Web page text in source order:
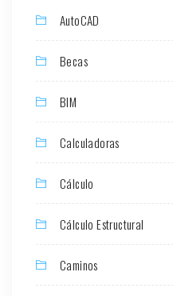
AutoCAD
Becas
BIM
Calculadoras
Cálculo
Cálculo Estructural
Caminos